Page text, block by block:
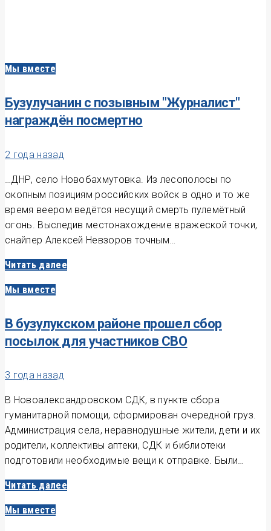
Мы вместе
Бузулучанин с позывным "Журналист"
награждён посмертно
2 года назад
…ДНР, село Новобахмутовка. Из лесополосы по
окопным позициям российских войск в одно и то же
время веером ведётся несущий смерть пулемётный
огонь. Выследив местонахождение вражеской точки,
снайпер Алексей Невзоров точным…
Читать далее
Мы вместе
В бузулукском районе прошел сбор
посылок для участников СВО
3 года назад
В Новоалександровском СДК, в пункте сбора
гуманитарной помощи, сформирован очередной груз.
Администрация села, неравнодушные жители, дети и их
родители, коллективы аптеки, СДК и библиотеки
подготовили необходимые вещи к отправке. Были…
Читать далее
Мы вместе